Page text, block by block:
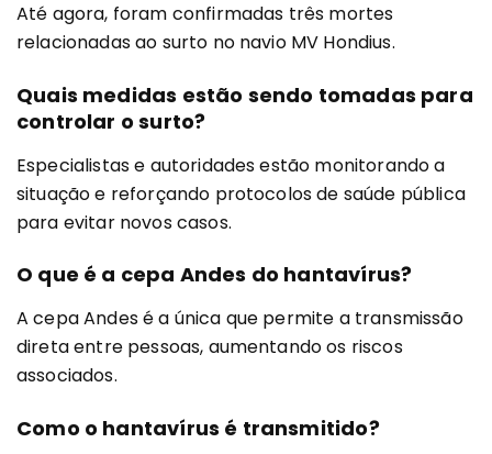
Até agora, foram confirmadas três mortes
relacionadas ao surto no navio MV Hondius.
Quais medidas estão sendo tomadas para
controlar o surto?
Especialistas e autoridades estão monitorando a
situação e reforçando protocolos de saúde pública
para evitar novos casos.
O que é a cepa Andes do hantavírus?
A cepa Andes é a única que permite a transmissão
direta entre pessoas, aumentando os riscos
associados.
Como o hantavírus é transmitido?